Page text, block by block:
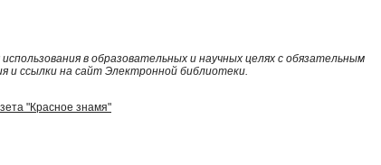
в образовательных и научных целях с обязательным
и ссылки на сайт Электронной библиотеки.
"Красное знамя"